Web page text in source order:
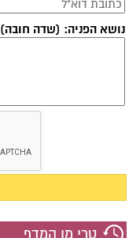
נושא הפניה: (שדה חובה)
טרי מן המדף